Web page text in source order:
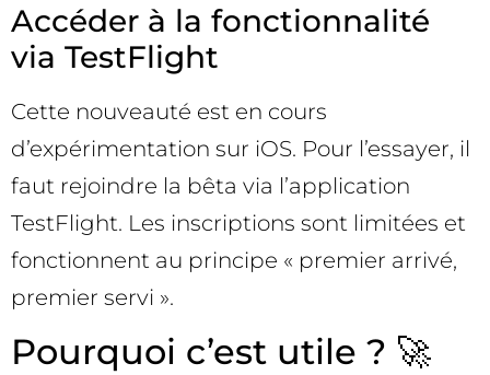
Accéder à la fonctionnalité
via TestFlight
Cette nouveauté est en cours
d’expérimentation sur iOS. Pour l’essayer, il
faut rejoindre la bêta via l’application
TestFlight. Les inscriptions sont limitées et
fonctionnent au principe « premier arrivé,
premier servi ».
Pourquoi c’est utile ? 🚀